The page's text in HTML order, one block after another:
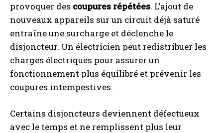
provoquer des coupures répétées. L’ajout de
nouveaux appareils sur un circuit déjà saturé
entraîne une surcharge et déclenche le
disjoncteur. Un électricien peut redistribuer les
charges électriques pour assurer un
fonctionnement plus équilibré et prévenir les
coupures intempestives.
Certains disjoncteurs deviennent défectueux
avec le temps et ne remplissent plus leur